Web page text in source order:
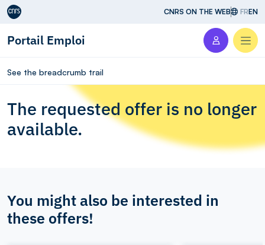
Aller au contenu CNRS ON THE WEB FREN
Portail Emploi
See the breadcrumb trail
The requested offer is no longer
available.
You might also be interested in
these offers!